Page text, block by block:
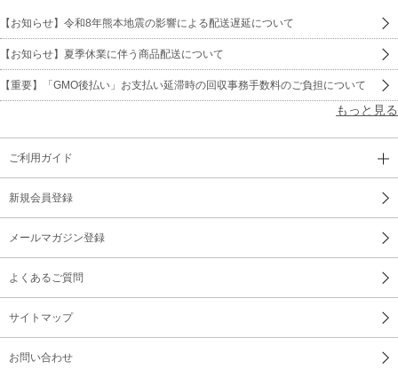
4 東京ブルース ／ 淡谷のり子
5 懐かしのボレロ ／ 藤山一郎
8 蘭の花 ／ 二葉あき子
9 いとしあの星 ／ 渡辺はま子
10 小鳥売の歌 ／ 松平 晃
12 アリラン・ブルース ／ 高峰三枝子
13 センチメンタル・ダイナ ／ 笠置シヅ子
【お知らせ】令和8年熊本地震の影響による配送遅延について
【お知らせ】夏季休業に伴う商品配送について
【重要】「GMO後払い」お支払い延滞時の回収事務手数料のご負担について
もっと見る
ご利用ガイド
新規会員登録
メールマガジン登録
よくあるご質問
サイトマップ
お問い合わせ